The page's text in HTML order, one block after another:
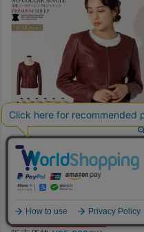
ミニマルデザインが決め手のフェミニン
な上品レザージャケット！
LIUGOO 本革 ノーカラーシン
グルジャケット レディース リ
ューグー SRN01LA レザージャ